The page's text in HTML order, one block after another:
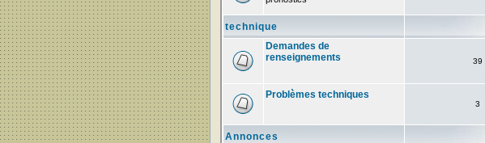
technique
Demandes de
renseignements
39
Problèmes techniques
3
Annonces